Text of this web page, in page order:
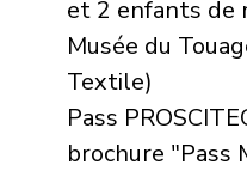
et 2 enfants de
Musée du
Textile)
Pass
brochure "Pass